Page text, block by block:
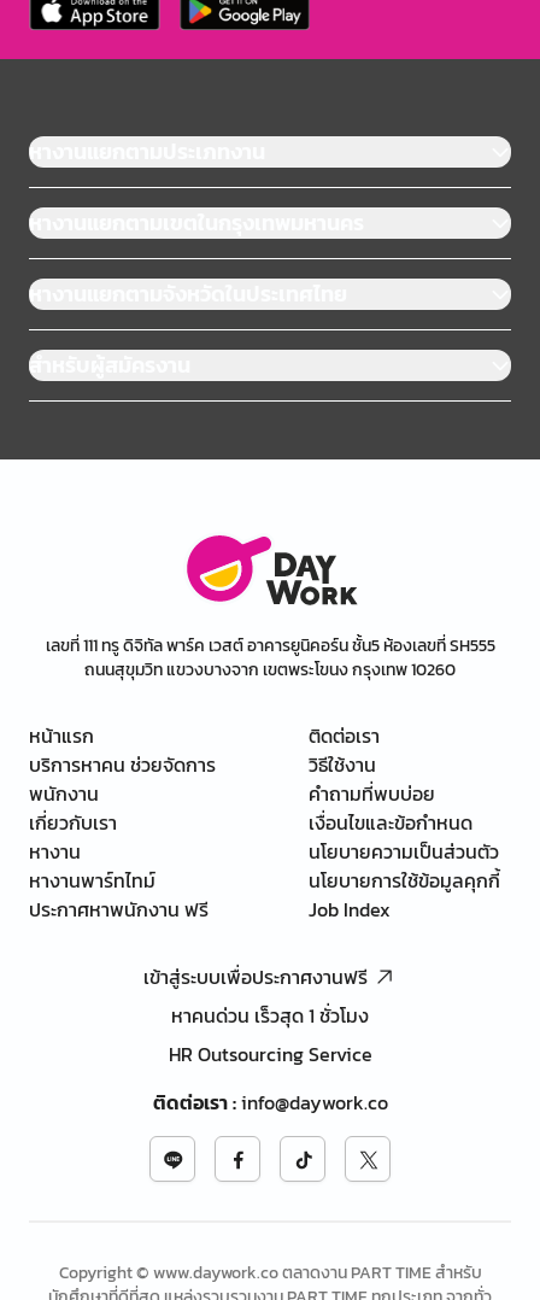
หางานแยกตามประเภทงาน
หางานแยกตามเขตในกรุงเทพมหานคร
หางานแยกตามจังหวัดในประเทศไทย
สำหรับผู้สมัครงาน
เลขที่ 111 ทรู ดิจิทัล พาร์ค เวสต์ อาคารยูนิคอร์น ชั้น5 ห้องเลขที่ SH555
ถนนสุขุมวิท แขวงบางจาก เขตพระโขนง กรุงเทพ 10260
หน้าแรก
บริการหาคน ช่วยจัดการ
พนักงาน
เกี่ยวกับเรา
หางาน
หางานพาร์ทไทม์
ประกาศหาพนักงาน ฟรี
ติดต่อเรา
วิธีใช้งาน
คำถามที่พบบ่อย
เงื่อนไขและข้อกำหนด
นโยบายความเป็นส่วนตัว
นโยบายการใช้ข้อมูลคุกกี้
Job Index
เข้าสู่ระบบเพื่อประกาศงานฟรี
หาคนด่วน เร็วสุด 1 ชั่วโมง
HR Outsourcing Service
ติดต่อเรา:info@daywork.co
Copyright © www.daywork.co ตลาดงาน PART TIME สำหรับ